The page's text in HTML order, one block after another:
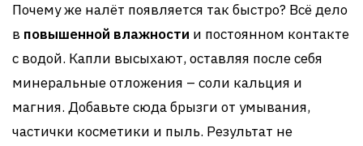
Почему же налёт появляется так быстро? Всё дело
в повышенной влажности и постоянном контакте
с водой. Капли высыхают, оставляя после себя
минеральные отложения – соли кальция и
магния. Добавьте сюда брызги от умывания,
частички косметики и пыль. Результат не